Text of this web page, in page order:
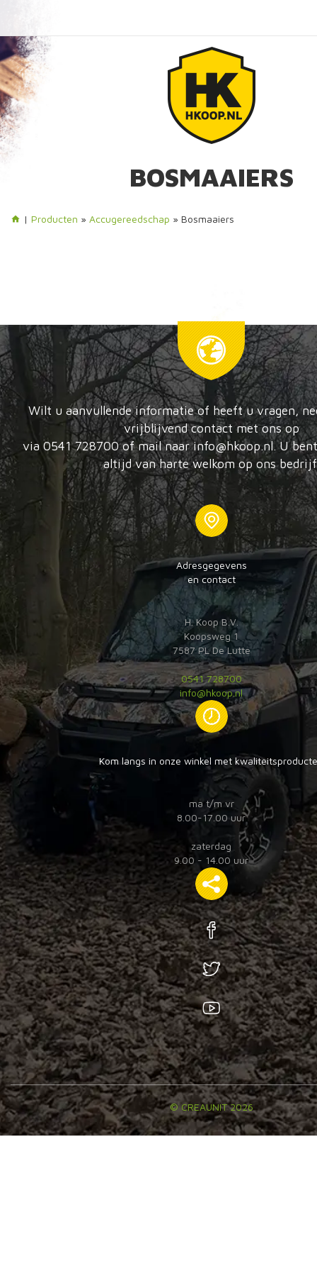
BOSMAAIERS
| Producten » Accugereedschap » Bosmaaiers
Wilt u aanvullende informatie of heeft u vragen,
vrijblijvend contact met ons op
via 0541 728700 of mail naar info@hkoop.nl. U
altijd van harte welkom op ons
Adresgegevens
en contact
H. Koop B.V.
Koopsweg 1
7587 PL De Lutte
0541 728700
info@hkoop.nl
Kom langs in onze winkel met
ma t/m vr
8.00-17.00 uur
zaterdag
9.00 - 14.00 uur
© CREAUNIT 2026